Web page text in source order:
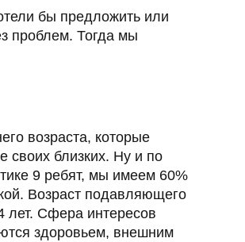
бы предложить или
проблем. Тогда мы
возраста, которые
своих близких. Ну и по
9 ребят, мы имеем 60%
Возраст подавляющего
лет. Сфера интересов
здоровьем, внешним